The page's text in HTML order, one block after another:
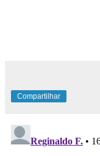
Compartilhar